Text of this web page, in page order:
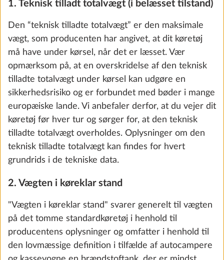
SKRIDT 5 AF 7
Vand, gas, el
City-vandtilslutning
0,5 kg
2.180 kr.
Tilføj
Oplysninger om det lovligt tilladte vægtområde i
køreklar stand kan også findes i de tekniske data.
Da forekomsten af lovligt tilladte tolerancer har en
direkte indvirkning på det enkelte køretøjs
resterende nyttelast, skal der allerede tages højde
for disse tolerancer, når køretøjet konfigureres.
Eksempel:
Hvis køretøjet i ovenstående eksempel har en
lovmæssigt tilladt tolerance på + 1 % i sin vægt i
2.939 kg til 2.968,4 kg, hvilket reducerer køretøjets
3. Køretøjets faktiske vægt og
standard-/specialudstyr
"Køretøjets faktiske vægt” omfatter vægten i